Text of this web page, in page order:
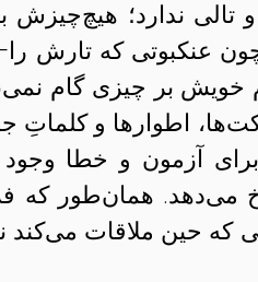
ندارد؛ هیچ‌چیزش
عنکبوتی که تارش
بر چیزی گام
اطوارها و کلماتِ
آزمون و خطا وجود
می‌دهد. همان‌طور که
که حین ملاقات